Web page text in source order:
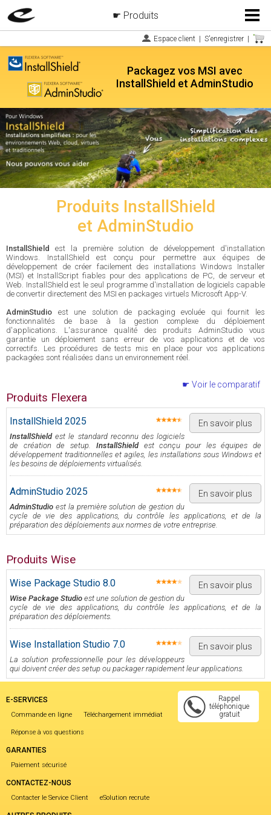
Menu
Espace client S'enregistrer
Packagez vos MSI avec
InstallShield et AdminStudio
Produits InstallShield
et AdminStudio
Produits
InstallShield
est la première solution de développement d'installation
Windows. InstallShield est conçu pour permettre aux équipes de
développement de créer facilement des installations Windows Installer
(MSI) et InstallScript fiables pour des applications de PC, de serveur et
Web. InstallShield est le seul programme d'installation de logiciels capable
de convertir directement des MSI en packages virtuels Microsoft App-V.
AdminStudio est une solution de packaging evoluée qui fournit les
fonctionnalités de base à la gestion complexe du déploiement
d'applications. L'assurance qualité des produits AdminStudio vous
garantie un déploiement sans erreur de vos applications et de vos
correctifs. Les procédures de tests mis en place pour vos applications
packagées sont réalisées dans un environnement réel.
Voir le comparatif
Produits Flexera
En savoir plus
InstallShield 2025
InstallShieldest le standard reconnu des logiciels
de création de setup. InstallShieldest conçu pour les équipes de
développement traditionnelles et agiles, les installations sous Windows et
les besoins de déploiements virtualisés.
En savoir plus
AdminStudio 2025
AdminStudio est la première solution de gestion du
cycle de vie des applications, du contrôle les applications, et de la
préparation des déploiements aux normes de votre entreprise.
Produits Wise
En savoir plus
Wise Package Studio 8.0
Wise Package Studio est une solution de gestion du
cycle de vie des applications, du contrôle les applications, et de la
préparation des déploiements.
En savoir plus
Wise Installation Studio 7.0
La solution professionnelle pour les développeurs
qui doivent créer des setup ou packager rapidement leur applications.
Rappel
téléphonique
gratuit
E-SERVICES
Commande en ligne Téléchargement immédiat
Réponse à vos questions
GARANTIES
Paiement sécurisé
CONTACTEZ-NOUS
Contacter le Service Client eSolution recrute